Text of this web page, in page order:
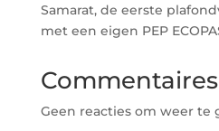
Samarat, de eerste
met een eigen PEP
Geen reacties om weer te